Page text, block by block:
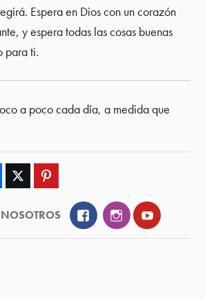
Espera en Dios con un corazón
y espera todas las cosas buenas
para ti.
a poco cada día, a medida que
Facebook Twitter
FacebookInstagramYouTube